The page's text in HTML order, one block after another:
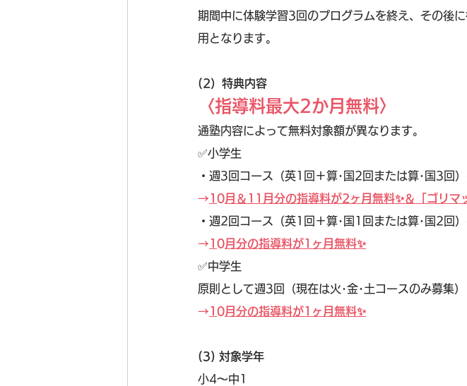
期間中に体験学習3回のプログラムを終え、その後
用となります。
(2）特典内容
〈指導料最大2か月無料〉
通塾内容によって無料対象額が異なります。
✅️小学生
・週3回コース（英1回＋算･国2回または算･国3回
→ 10月＆11月分の指導料が2ヶ月無料✨️＆「ゴリマ
・週2回コース（英1回＋算･国1回または算･国2回
→ 10月分の指導料が1ヶ月無料✨️
✅️中学生
原則として週3回（現在は火･金･土コースのみ募集）
→ 10月分の指導料が1ヶ月無料✨️
(3) 対象学年
小4～中1